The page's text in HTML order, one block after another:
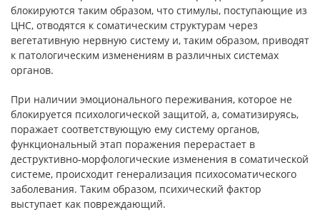
блокируются таким образом, что стиму­лы, поступающие из
ЦНС, отводятся к соматическим структурам через
вегетативную нервную систему и, таким образом, приводят
к патологическим изменениям в различных системах
органов.
При наличии эмоционального переживания, которое не
бло­кируется психологической защитой, а, соматизируясь,
поражает соответствующую ему систему органов,
функциональный этап поражения перерастает в
деструктивно-морфологические изме­нения в соматической
системе, происходит генерализация психо­соматического
заболевания. Таким образом, психический фактор
выступает как повреждающий.